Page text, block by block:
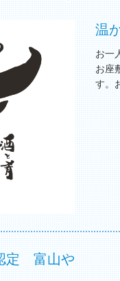
温
お一
お座
す。
定 富山や